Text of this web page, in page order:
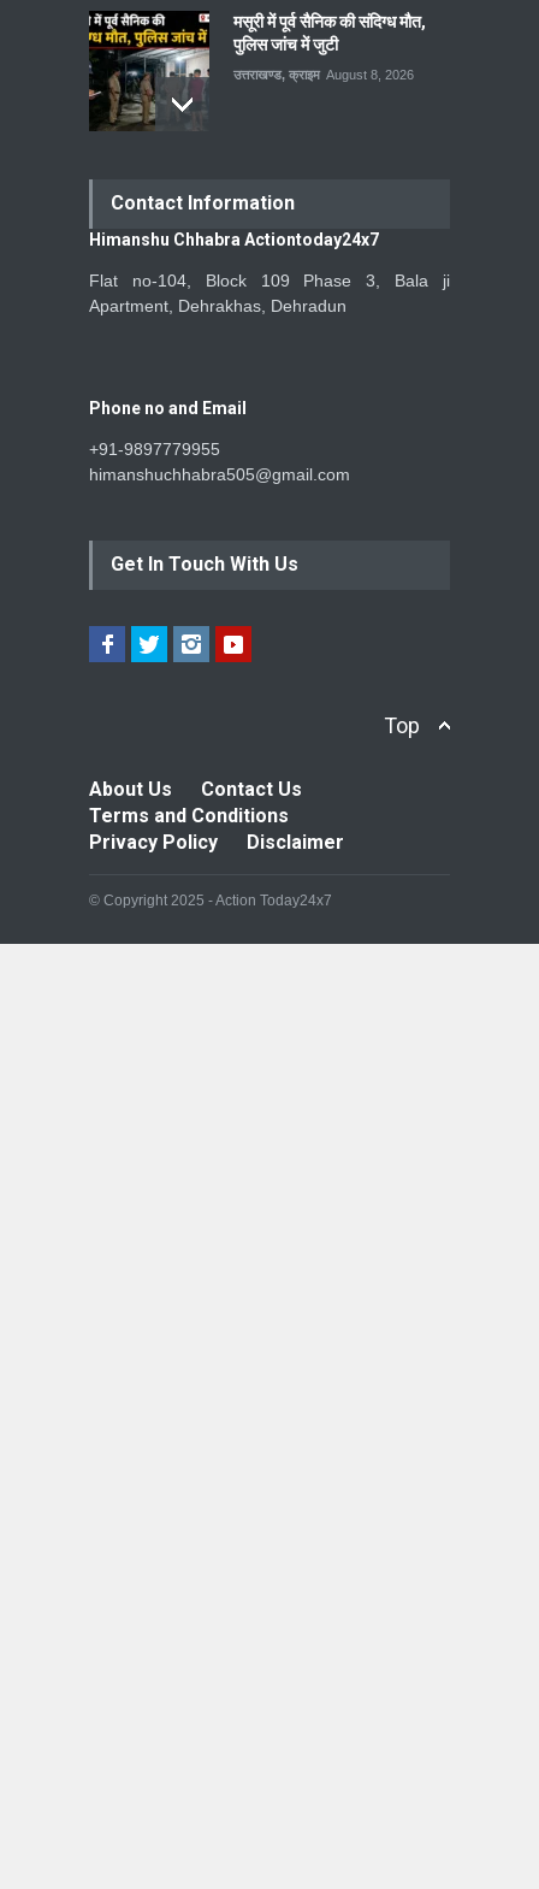
मसूरी में पूर्व सैनिक की संदिग्ध मौत,
पुलिस जांच में जुटी
उत्तराखण्ड, क्राइम August 8, 2026
Contact Information
Himanshu Chhabra Actiontoday24x7
Flat no-104, Block 109 Phase 3, Bala ji
Apartment, Dehrakhas, Dehradun
Phone no and Email
+91-9897779955
himanshuchhabra505@gmail.com
Get In Touch With Us
Top
About Us
Contact Us
Terms and Conditions
Privacy Policy
Disclaimer
© Copyright 2025 - Action Today24x7